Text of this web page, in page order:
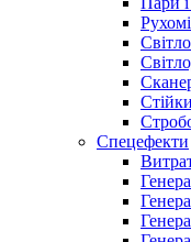
Спецефекти